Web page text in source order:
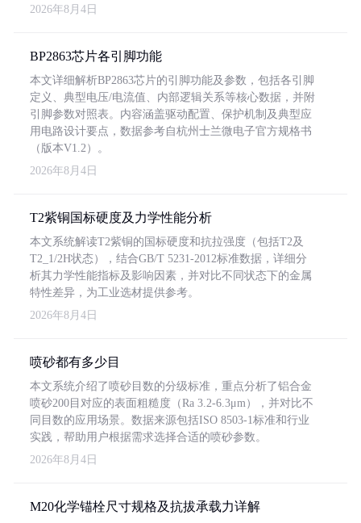
2026年8月4日
BP2863芯片各引脚功能
本文详细解析BP2863芯片的引脚功能及参数，包括各引脚
定义、典型电压/电流值、内部逻辑关系等核心数据，并附
引脚参数对照表。内容涵盖驱动配置、保护机制及典型应
用电路设计要点，数据参考自杭州士兰微电子官方规格书
（版本V1.2）。
2026年8月4日
T2紫铜国标硬度及力学性能分析
本文系统解读T2紫铜的国标硬度和抗拉强度（包括T2及
T2_1/2H状态），结合GB/T 5231-2012标准数据，详细分
析其力学性能指标及影响因素，并对比不同状态下的金属
特性差异，为工业选材提供参考。
2026年8月4日
喷砂都有多少目
本文系统介绍了喷砂目数的分级标准，重点分析了铝合金
喷砂200目对应的表面粗糙度（Ra 3.2-6.3μm），并对比不
同目数的应用场景。数据来源包括ISO 8503-1标准和行业
实践，帮助用户根据需求选择合适的喷砂参数。
2026年8月4日
M20化学锚栓尺寸规格及抗拔承载力详解